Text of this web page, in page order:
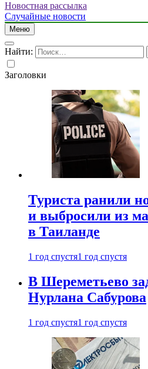
Новостная рассылка
Случайные новости
Меню
Найти:
Заголовки
Туриста ранили
и выбросили из
в Таиланде
1 год спустя1 год спустя
В Шереметьево
Нурлана Сабурова
1 год спустя1 год спустя